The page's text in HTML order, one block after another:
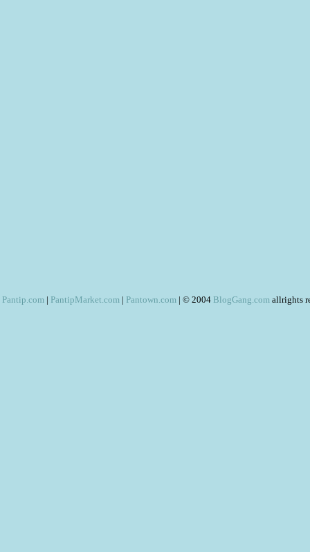
Pantip.com | PantipMarket.com | Pantown.com | © 2004 BlogGang.com allrights